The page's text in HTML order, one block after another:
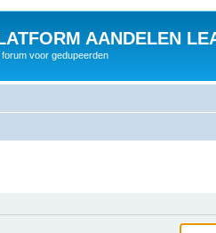
AANDELEN
forum voor gedupeerden